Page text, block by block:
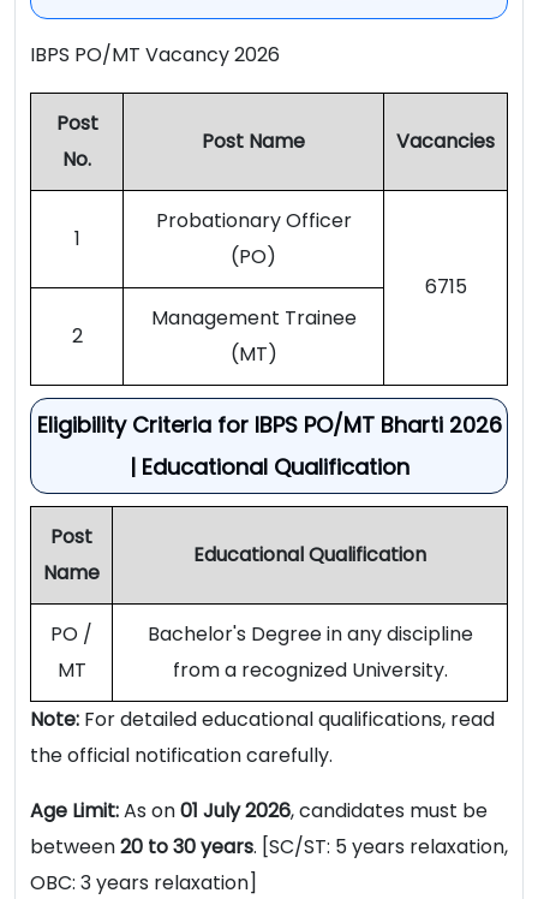
IBPS PO/MT Vacancy 2026
Post
No.
Post Name Vacancies
1
Probationary Officer
(PO)
6715
2
Management Trainee
(MT)
Eligibility Criteria for IBPS PO/MT Bharti 2026
| Educational Qualification
Post
Name
Educational Qualification
PO /
MT
Bachelor's Degree in any discipline
from a recognized University.
Note: For detailed educational qualifications, read
the official notification carefully.
Age Limit:As on01 July 2026, candidates must be
between20 to 30 years. [SC/ST: 5 years relaxation,
OBC: 3 years relaxation]